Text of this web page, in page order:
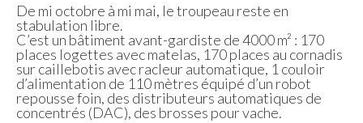
De mi octobre à mi mai, le troupeau reste en
stabulation libre.
C’est un bâtiment avant-gardiste de 4000 m² : 170
places logettes avec matelas, 170 places au cornadis
sur caillebotis avec racleur automatique, 1 couloir
d’alimentation de 110 mètres équipé d’un robot
repousse foin, des distributeurs automatiques de
concentrés (DAC), des brosses pour vache.